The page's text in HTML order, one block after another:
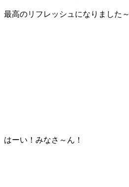
最高のリフレッシュになりました～
はーい！みなさ～ん！